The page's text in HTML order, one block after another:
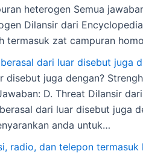
heterogen Semua
Dilansir dari
termasuk zat campuran
dari luar disebut juga
disebut juga dengan?
D. Threat Dilansir
dari luar disebut juga
anda untuk…
radio, dan telepon termasuk